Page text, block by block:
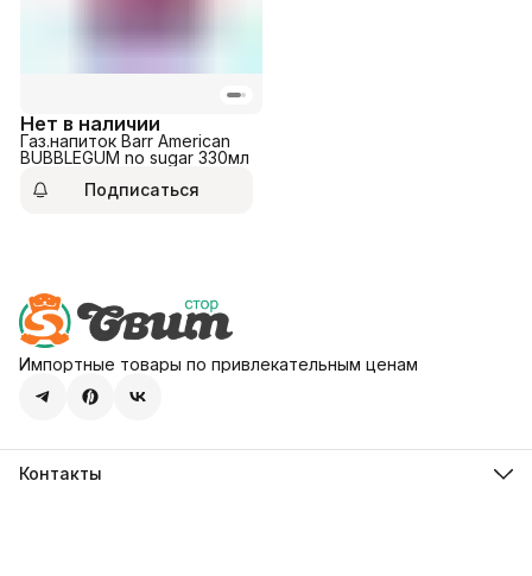
Нет в наличии
Газ.напиток Barr American
BUBBLEGUM no sugar 330мл
Подписаться
Импортные товары по привлекательным ценам
Контакты